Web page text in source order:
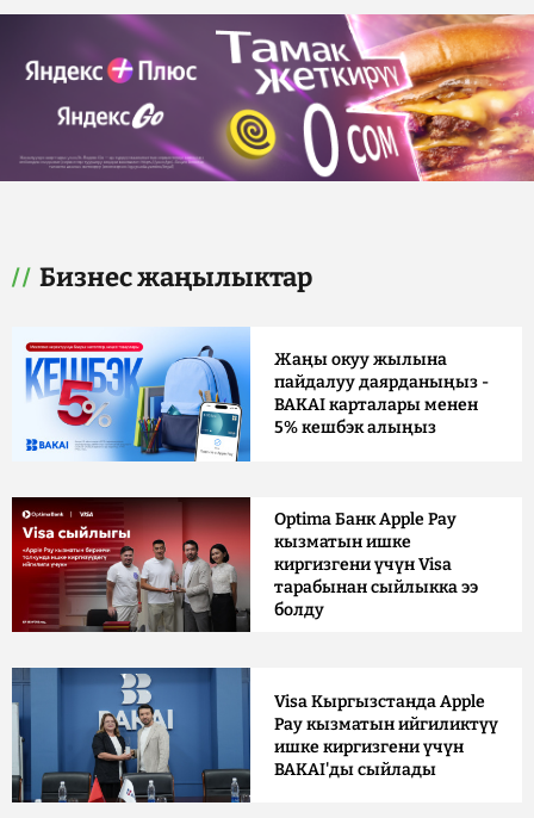
Бизнес жаңылыктар
Жаңы окуу жылына
пайдалуу даярданыңыз -
BAKAI карталары менен
5% кешбэк алыңыз
Optima Банк Apple Pay
кызматын ишке
киргизгени үчүн Visa
тарабынан сыйлыкка ээ
болду
Visa Кыргызстанда Apple
Pay кызматын ийгиликтүү
ишке киргизгени үчүн
BAKAI'ды сыйлады